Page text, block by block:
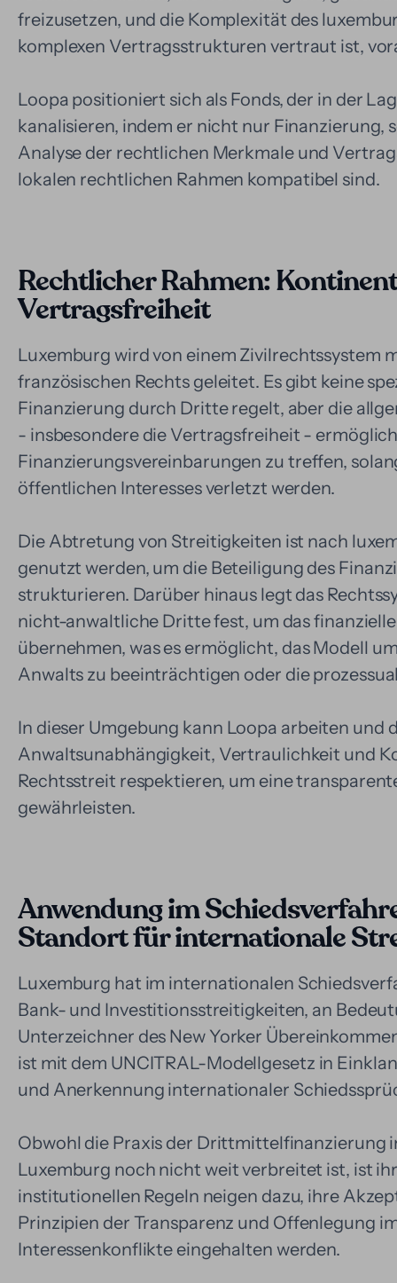
freizusetzen, und die Komplexität des
komplexen Vertragsstrukturen vertraut ist,
Loopa positioniert sich als Fonds, der in der
kanalisieren, indem er nicht nur Finanzierung,
Analyse der rechtlichen Merkmale und
lokalen rechtlichen Rahmen kompatibel sind.
Rechtlicher Rahmen:
Vertragsfreiheit
Luxemburg wird von einem Zivilrechtssystem
französischen Rechts geleitet. Es gibt keine
Finanzierung durch Dritte regelt, aber die
- insbesondere die Vertragsfreiheit -
Finanzierungsvereinbarungen zu treffen,
öffentlichen Interesses verletzt werden.
Die Abtretung von Streitigkeiten ist nach
genutzt werden, um die Beteiligung des
strukturieren. Darüber hinaus legt das
nicht-anwaltliche Dritte fest, um das
übernehmen, was es ermöglicht, das Modell
Anwalts zu beeinträchtigen oder die
In dieser Umgebung kann Loopa arbeiten und
Anwaltsunabhängigkeit, Vertraulichkeit und
Rechtsstreit respektieren, um eine
gewährleisten.
Anwendung im
Standort für internationale
Luxemburg hat im internationalen
Bank- und Investitionsstreitigkeiten, an
Unterzeichner des New Yorker
ist mit dem UNCITRAL-Modellgesetz in
und Anerkennung internationaler
Obwohl die Praxis der Drittmittelfinanzierung
Luxemburg noch nicht weit verbreitet ist, ist
institutionellen Regeln neigen dazu, ihre
Prinzipien der Transparenz und Offenlegung
Interessenkonflikte eingehalten werden.